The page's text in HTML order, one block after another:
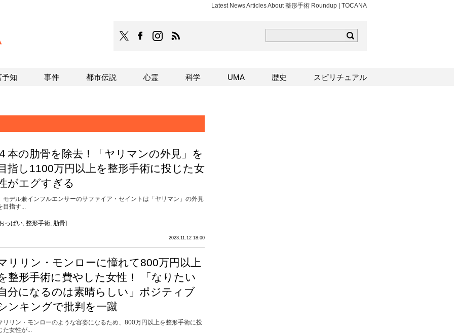
Latest News Articles About 整形手術 Roundup | TOCANA
TOCANAのFacebookはこちら
TOCANAのinstagramはこちら
本の肋骨を除去！「ヤリマンの外見」を
指し1100万円以上を整形手術に投じた女
がエグすぎる
デル兼インフルエンサーのサファイア・セイントは「ヤリマン」の外見
目指す...
っぱい, 整形手術, 肋骨]
2023.11.12 18:00
リリン・モンローに憧れて800万円以上
整形手術に費やした女性！ 「なりたい
分になるのは素晴らしい」ポジティブ
ンキングで批判を一蹴
リリン・モンローのような容姿になるため、800万円以上を整形手術に投
た女性が...
予知 事件 都市伝説 心霊 科学 UMA 歴史 スピリチュアル